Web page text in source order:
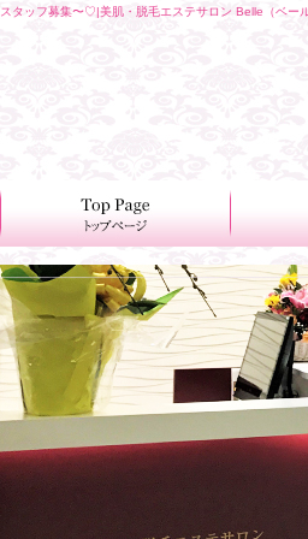
スタッフ募集〜♡|美肌・脱毛エステサロン Belle（ベー